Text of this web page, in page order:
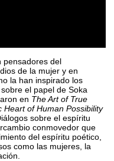
pensadores del
de la mujer y en
la han inspirado los
el papel de Soka
en The Art of True
Heart of Human Possibility
sobre el espíritu
conmovedor que
del espíritu poético,
como las mujeres, la